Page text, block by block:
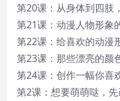
第20课：从身体到四肢
第21课：动漫人物形象
第22课：给喜欢的动漫
第23课：那些漂亮的颜
第24课：创作一幅你喜
第2课：想要萌萌哒，